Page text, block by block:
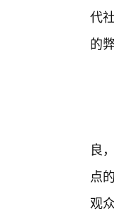
代
的
良
点
观